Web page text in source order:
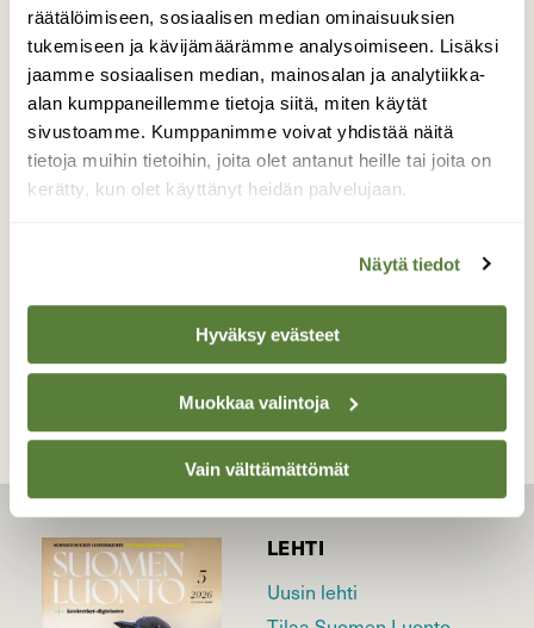
räätälöimiseen, sosiaalisen median ominaisuuksien
tukemiseen ja kävijämäärämme analysoimiseen. Lisäksi
jaamme sosiaalisen median, mainosalan ja analytiikka-
alan kumppaneillemme tietoja siitä, miten käytät
sivustoamme. Kumppanimme voivat yhdistää näitä
tietoja muihin tietoihin, joita olet antanut heille tai joita on
kerätty, kun olet käyttänyt heidän palvelujaan.
Näytä tiedot
Hyväksy evästeet
Muokkaa valintoja
Vain välttämättömät
Pietaryrtti
Pietaryrtin vuoro loistaa. Siinä käy
monenlaisia vierailijoita kukinnoissa.
Valokuvaaja: Kaarlo Asikainen, Iisalmi, Varpaiskylä
TAKAISIN LISTAAN
LEHTI
Uusin lehti